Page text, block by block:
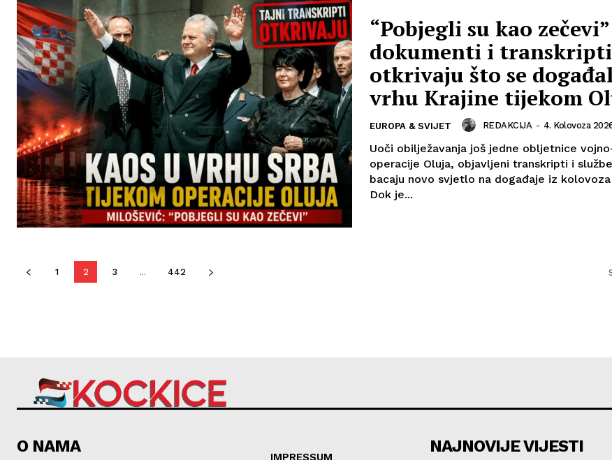
“Pobjegli su kao
dokumenti i transkripti
otkrivaju što se
vrhu Krajine tijekom
EUROPA & SVIJET REDAKCIJA - 4. Kolovoza
Uoči obilježavanja još jedne obljetnice
operacije Oluja, objavljeni transkripti i
bacaju novo svjetlo na događaje iz kolovoza
Dok je...
1 2 3 ... 442
O NAMA
IMPRESSUM
NAJNOVIJE VIJESTI